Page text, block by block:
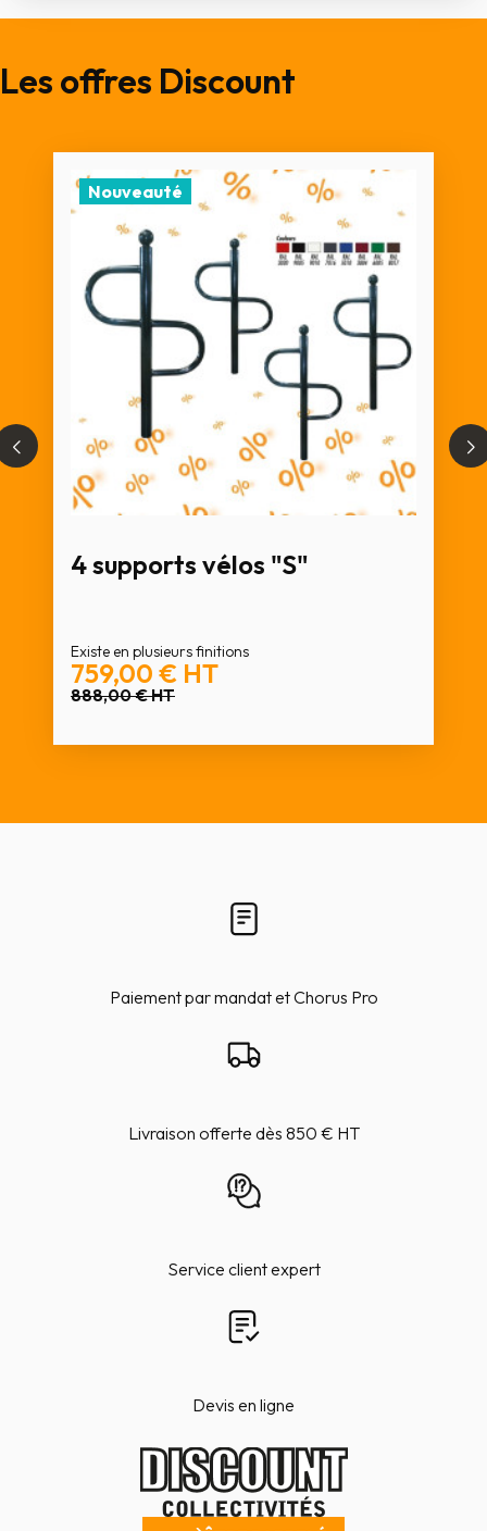
Les offres Discount
4 supports vélos "S"
Existe en plusieurs finitions
759,00 € HT
888,00 €HT
Nouveauté
Paiement par mandat et Chorus Pro
Livraison offerte dès 850 € HT
Service client expert
Devis en ligne